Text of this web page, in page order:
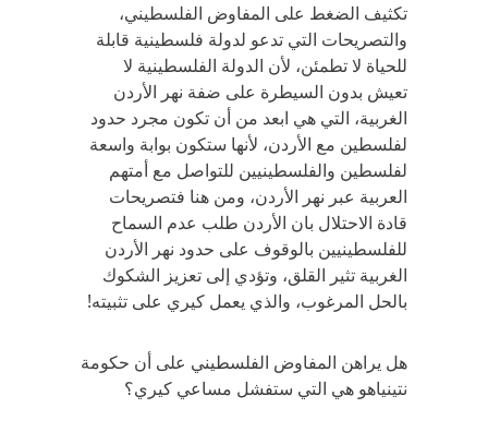
تكثيف الضغط على المفاوض الفلسطيني،
والتصريحات التي تدعو لدولة فلسطينية قابلة
للحياة لا تطمئن، لأن الدولة الفلسطينية لا
تعيش بدون السيطرة على ضفة نهر الأردن
الغربية، التي هي ابعد من أن تكون مجرد حدود
لفلسطين مع الأردن، لأنها ستكون بوابة واسعة
لفلسطين والفلسطينيين للتواصل مع أمتهم
العربية عبر نهر الأردن، ومن هنا فتصريحات
قادة الاحتلال بان الأردن طلب عدم السماح
للفلسطينيين بالوقوف على حدود نهر الأردن
الغربية تثير القلق، وتؤدي إلى تعزيز الشكوك
بالحل المرغوب، والذي يعمل كيري على تثبيته!
هل يراهن المفاوض الفلسطيني على أن حكومة
نتينياهو هي التي ستفشل مساعي كيري؟